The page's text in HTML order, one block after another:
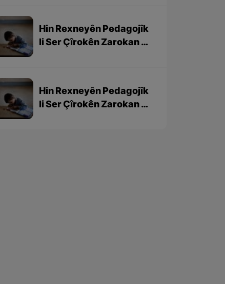
Hin Rexneyên Pedagojîk
li Ser Çîrokên Zarokan –
Hin Rexneyên Pedagojîk
li Ser Çîrokên Zarokan –